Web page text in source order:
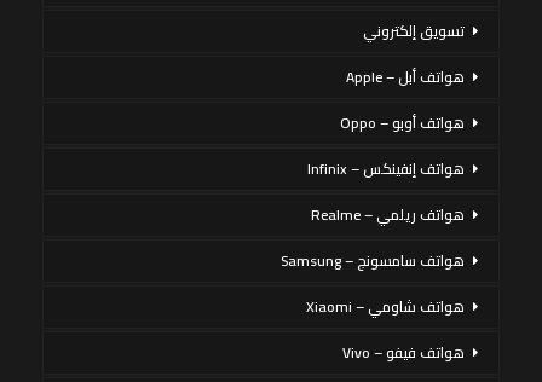
تسويق إلكتروني
هواتف أبل – Apple
هواتف أوبو – Oppo
هواتف إنفينكس – Infinix
هواتف ريلمي – Realme
هواتف سامسونج – Samsung
هواتف شاومي – Xiaomi
هواتف فيفو – Vivo